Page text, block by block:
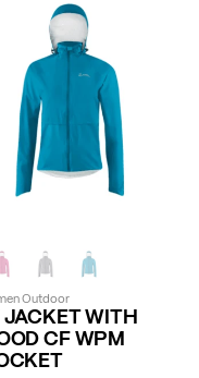
Outdoor
WITH
CF WPM